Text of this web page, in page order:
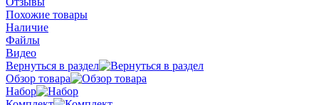
Похожие товары
Наличие
Файлы
Видео
Вернуться в раздел
Обзор товара
Набор